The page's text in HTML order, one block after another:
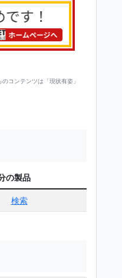
コンテンツは「現状有姿」
の製品
検索